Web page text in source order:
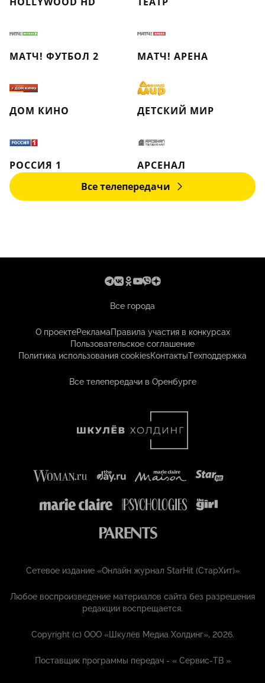
МАТЧ! ФУТБОЛ 2 МАТЧ! АРЕНА
ДОМ КИНО ДЕТСКИЙ МИР
РОССИЯ 1
АРСЕНАЛ
Все телепередачи
Все города
О проектеРекламаПравила участия в конкурсах
Пользовательское соглашение
Политика использования cookiesКонтактыТехподдержка
Все телепередачи в Оренбурге
Сетевое издание «Онлайн журнал StarHit (СтарХит)»
Любое воспроизведение материалов сайта без разрешения
редакции воспрещается.
Copyright (с) ООО «Шкулёв Медиа Холдинг», 2026.
Поставщик программы передач - «Сервис-ТВ »